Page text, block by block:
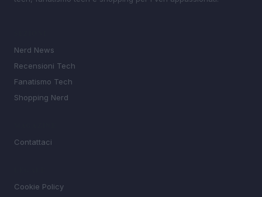
Nerd News
Recensioni Tech
Fanatismo Tech
Shopping Nerd
Contattaci
Cookie Policy